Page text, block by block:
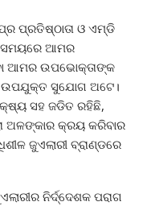
ପ୍ରତିଷ୍ଠାତା ଓ ଏମ୍‌ଡି
ସମୟରେ ଆମର
ଆମର ଉପଭୋକ୍ତାଙ୍କ
ଉପଯୁକ୍ତ ସୁଯୋଗ ଅଟେ।
ସହ ଜଡିତ ରହିଛି,
ଅଳଙ୍କାର କ୍ରୟ କରିବାର
ଜୁଏଲାରୀ ବ୍ରାଣ୍ଡରେ
ନିର୍ଦ୍ଦେଶକ ପରାଗ